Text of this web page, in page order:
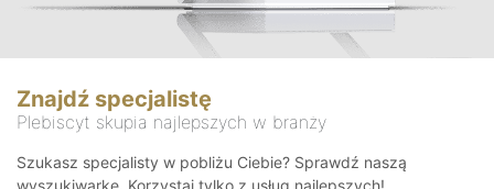
Znajdź specjalistę
Plebiscyt skupia najlepszych w branży
Szukasz specjalisty w pobliżu Ciebie? Sprawdź naszą
wyszukiwarkę. Korzystaj tylko z usług najlepszych!